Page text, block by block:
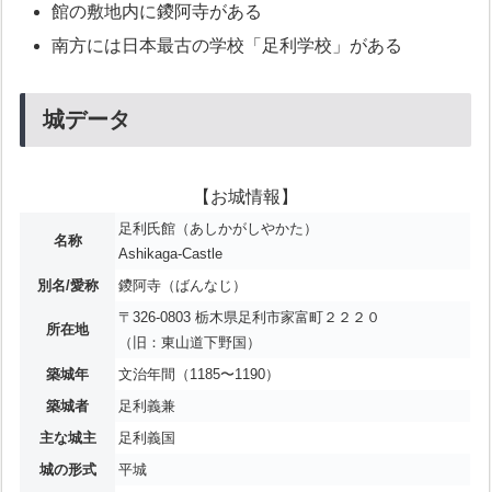
館の敷地内に鑁阿寺がある
南方には日本最古の学校「足利学校」がある
城データ
【お城情報】
名称
足利氏館（あしかがしやかた）
Ashikaga-Castle
別名/愛称
鑁阿寺（ばんなじ）
所在地
〒326-0803 栃木県足利市家富町２２２０
（旧：東山道下野国）
築城年
文治年間（1185〜1190）
築城者
足利義兼
主な城主
足利義国
城の形式
平城